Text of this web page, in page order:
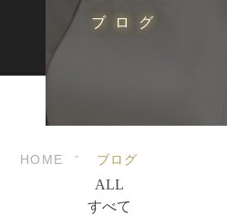
ブログ
HOME ブログ
ALL
すべて